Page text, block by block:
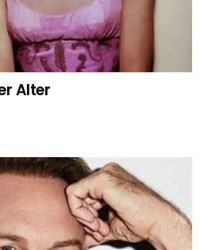
Alter